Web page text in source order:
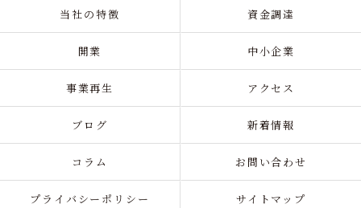
当社の特徴 資金調達
開業 中小企業
事業再生 アクセス
ブログ 新着情報
コラム お問い合わせ
プライバシーポリシー サイトマップ